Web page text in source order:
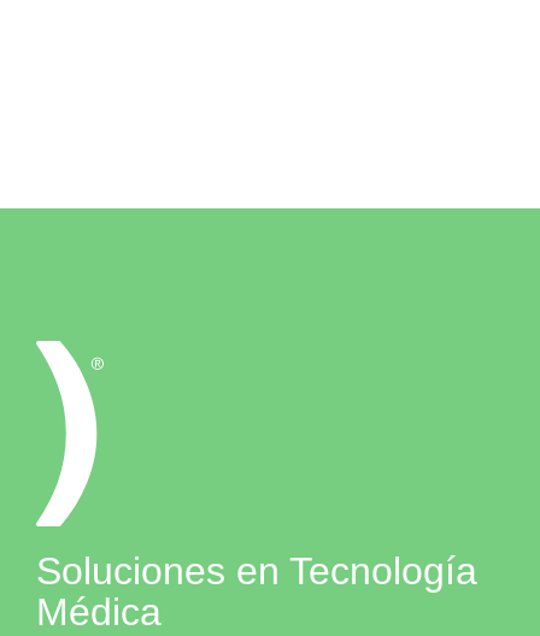
Soluciones en Tecnología
Médica